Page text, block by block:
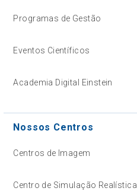
Programas de Gestão
Eventos Científicos
Academia Digital Einstein
Nossos Centros
Centros de Imagem
Centro de Simulação Realística